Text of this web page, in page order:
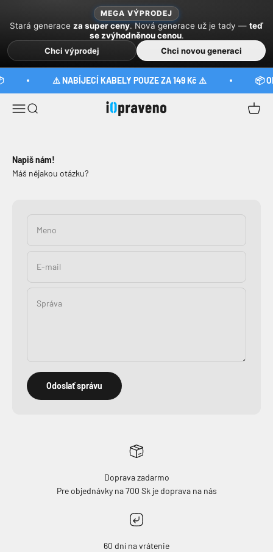
MEGA VÝPRODEJ
Stará generace za super ceny. Nová generace už je tady — teď
se zvýhodněnou cenou.
Chci výprodej
Chci novou generaci
⚠️ NABÍJECÍ KABELY POUZE ZA 149 Kč ⚠️ 📦
MenuHľadať iOpraveno Košík
Napiš nám!
Máš nějakou otázku?
Meno
E-mail
Správa
Odoslať správu
Doprava zadarmo
Pre objednávky na 700 Sk je doprava na nás
60 dní na vrátenie